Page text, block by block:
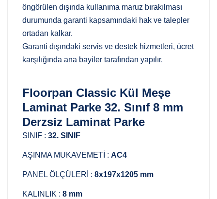
öngörülen dışında kullanıma maruz bırakılması
durumunda garanti kapsamındaki hak ve talepler
ortadan kalkar.
Garanti dışındaki servis ve destek hizmetleri, ücret
karşılığında ana bayiler tarafından yapılır.
Floorpan Classic Kül Meşe
Laminat Parke 32. Sınıf 8 mm
Derzsiz Laminat Parke
SINIF : 32. SINIF
AŞINMA MUKAVEMETİ : AC4
PANEL ÖLÇÜLERİ : 8x197x1205 mm
KALINLIK : 8 mm